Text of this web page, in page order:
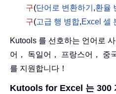
구(단어로 변환하기 ,환율
구(고급 행 병합,Excel 셀
Kutools 를 선호하는 언어로
어， 독일어， 프랑스어， 중
를 지원합니다！
Kutools for Excel 는 300